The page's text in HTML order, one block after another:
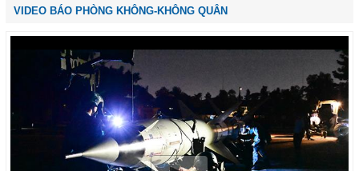
VIDEO BÁO PHÒNG KHÔNG-KHÔNG QUÂN